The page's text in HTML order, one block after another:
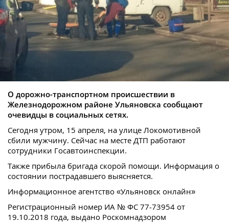
О дорожно-транспортном происшествии в
Железнодорожном районе Ульяновска сообщают
очевидцы в социальных сетях.
Сегодня утром, 15 апреля, на улице Локомотивной
сбили мужчину. Сейчас на месте ДТП работают
сотрудники Госавтоинспекции.
Также прибыла бригада скорой помощи. Информация о
состоянии пострадавшего выясняется.
Информационное агентство «Ульяновск онлайн»
Регистрационный номер ИА № ФС 77-73954 от
19.10.2018 года, выдано Роскомнадзором